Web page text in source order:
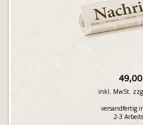
inkl. MwSt.
versandfertig
2-3